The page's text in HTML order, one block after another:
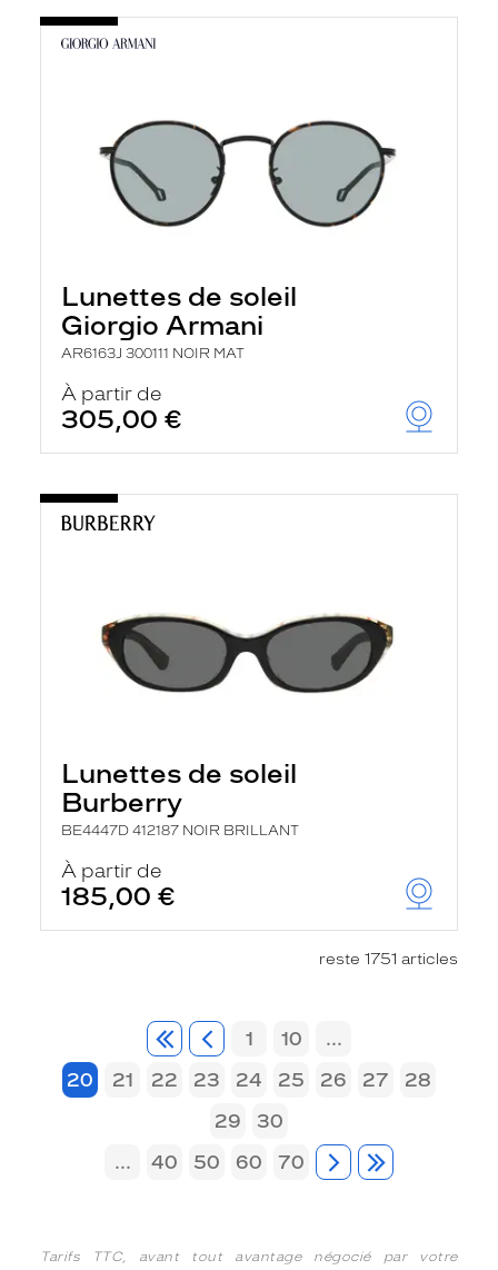
Lunettes de soleil
Giorgio Armani
AR6163J 300111 NOIR MAT
À partir de
305,00 €
Lunettes de soleil
Burberry
BE4447D 412187 NOIR BRILLANT
À partir de
185,00 €
reste 1751 articles
1 10
...
20
21 22 23 24 25 26 27
28
29
30
...
40 50 60 70
Tarifs TTC, avant tout avantage négocié par votre